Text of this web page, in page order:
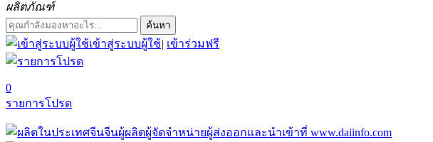
ผลิตภัณฑ์
ค้นหา
เข้าสู่ระบบผู้ใช้| เข้าร่วมฟรี
0
รายการโปรด